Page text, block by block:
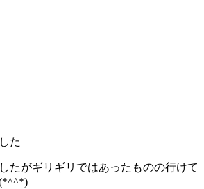
た
たがギリギリではあったものの行けて